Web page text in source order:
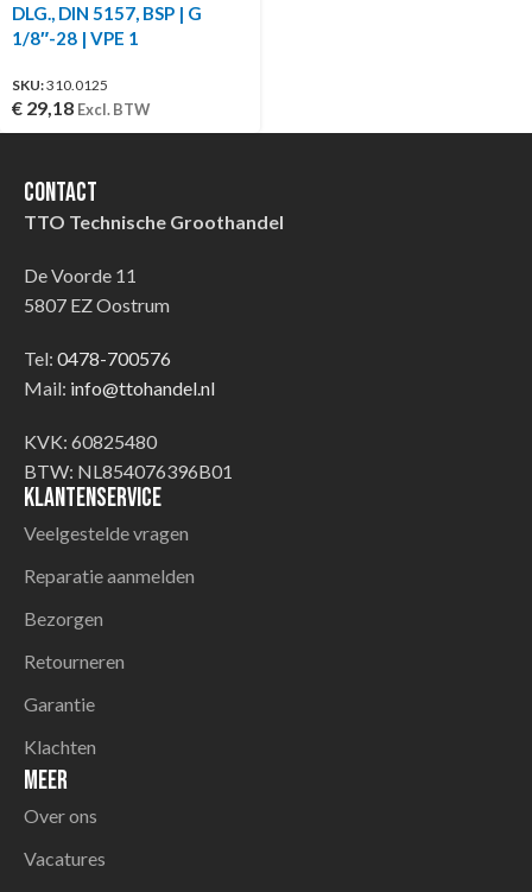
DLG., DIN 5157, BSP | G
1/8″-28 | VPE 1
SKU:310.0125
€ 29,18 Excl. BTW
Contact
TTO Technische Groothandel
De Voorde 11
5807 EZ Oostrum
Tel: 0478-700576
Mail: info@ttohandel.nl
KVK: 60825480
BTW: NL854076396B01
Klantenservice
Veelgestelde vragen
Reparatie aanmelden
Bezorgen
Retourneren
Garantie
Klachten
Meer
Over ons
Vacatures